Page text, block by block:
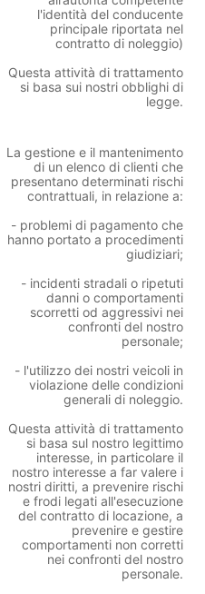
l'identità del conducente
principale riportata nel
contratto di noleggio)
Questa attività di trattamento
si basa sui nostri obblighi di
legge.
La gestione e il mantenimento
di un elenco di clienti che
presentano determinati rischi
contrattuali, in relazione a:
- problemi di pagamento che
hanno portato a procedimenti
giudiziari;
- incidenti stradali o ripetuti
danni o comportamenti
scorretti od aggressivi nei
confronti del nostro
personale;
- l'utilizzo dei nostri veicoli in
violazione delle condizioni
generali di noleggio.
Questa attività di trattamento
si basa sul nostro legittimo
interesse, in particolare il
nostro interesse a far valere i
nostri diritti, a prevenire rischi
e frodi legati all'esecuzione
del contratto di locazione, a
prevenire e gestire
comportamenti non corretti
nei confronti del nostro
personale.